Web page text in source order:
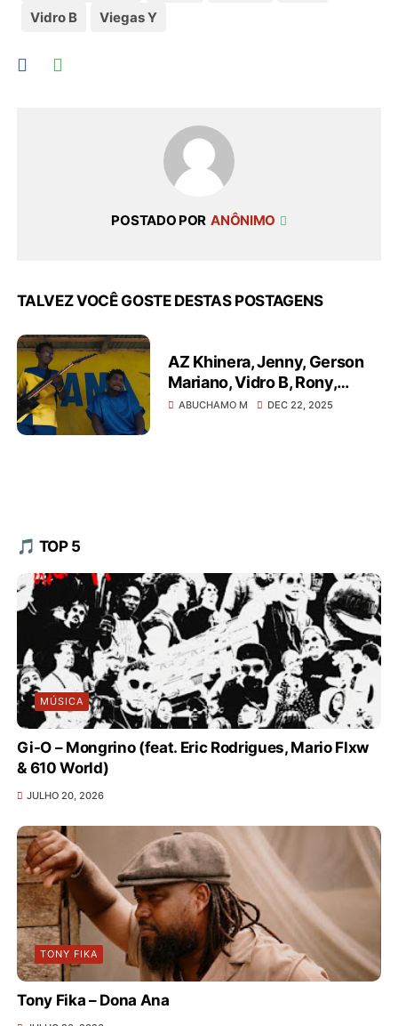
Vidro B Viegas Y
POSTADO POR ANÔNIMO
TALVEZ VOCÊ GOSTE DESTAS POSTAGENS
AZ Khinera, Jenny, Gerson
Mariano, Vidro B, Rony,
Viegas Y & Abuchamo M -
ABUCHAMO M DEC 22, 2025
🎵 TOP 5
MÚSICA
Gi-O – Mongrino (feat. Eric Rodrigues, Mario Flxw
& 610 World)
JULHO 20, 2026
TONY FIKA
Tony Fika – Dona Ana